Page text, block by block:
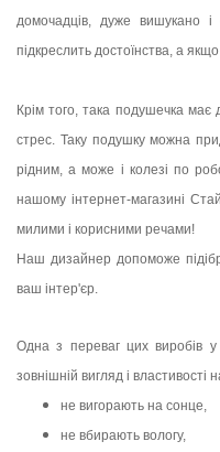
домочадців, дуже вишукано і
підкреслить достоїнства, а
Крім того, така подушечка має
стрес. Таку подушку можна
рідним, а може і колезі по
нашому інтернет-магазині
милими і корисними речами!
Наш дизайнер допоможе
ваш інтер'єр.
Одна з переваг цих виробів
зовнішній вигляд і властивості
не вигорають на сонце,
не вбирають вологу,